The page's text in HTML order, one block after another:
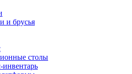
и брусья
столы